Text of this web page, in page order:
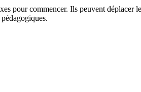
pour commencer. Ils peuvent déplacer